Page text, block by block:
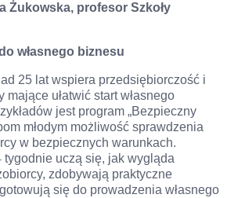
Żukowska, profesor Szkoły
własnego biznesu
25 lat wspiera przedsiębiorczość i
ułatwić start własnego
jest program „Bezpieczny
młodym możliwość sprawdzenia
w bezpiecznych warunkach.
tygodnie uczą się, jak wygląda
zdobywają praktyczne
się do prowadzenia własnego